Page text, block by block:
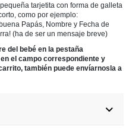
tarjetita con forma de galleta
como por ejemplo:
Papás, Nombre y Fecha de
(ha de ser un mensaje breve)
del bebé en la pestaña
el campo correspondiente y
también puede envíarnosla a